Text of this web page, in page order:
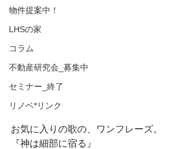
物件提案中！
LHSの家
コラム
不動産研究会_募集中
セミナー_終了
リノベ*リンク
お気に入りの歌の、ワンフレーズ。
『神は細部に宿る』